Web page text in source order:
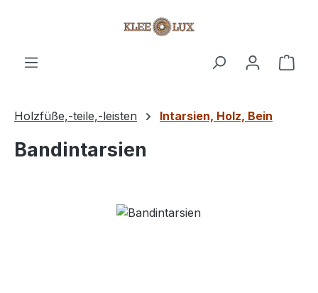
Holzfüße,-teile,-leisten Intarsien, Holz, Bein
Bandintarsien